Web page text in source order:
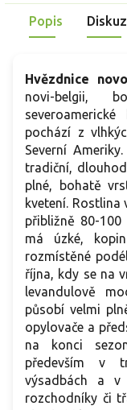
Popis
Hvězdnice
novi-belgii,
pochází z
Severní
tradiční,
plné, bohatě
kvetení. Rostlina
přibližně 80-
má úzké,
rozmístěné
října, kdy se na
levandulově
působí velmi
opylovače a
na konci
především v
výsadbách a v
rozchodníky či